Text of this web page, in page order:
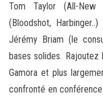
Tom Taylor (All-New
(Bloodshot,
Jérémy Briam (le
bases solides. Rajoutez
Gamora et plus
confronté en